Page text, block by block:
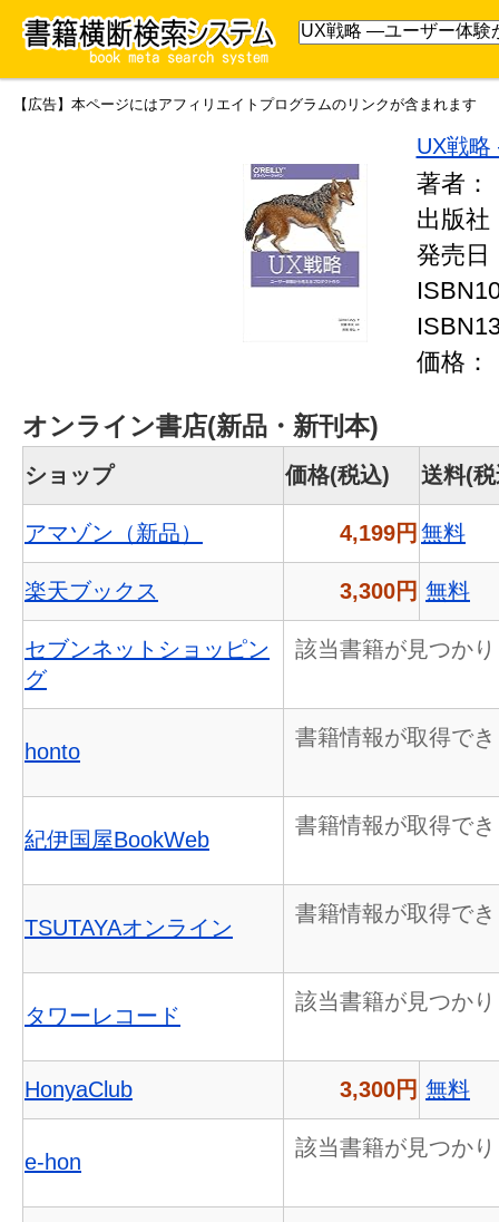
【広告】本ページにはアフィリエイトプログラムのリンクが含まれます
UX戦
著者
出版
発売
価格
オンライン書店(新品・新刊本)
ショップ 価格(税込) 送料(
アマゾン（新品） 4,199円 無料
楽天ブックス 3,300円 無料
セブンネットショッピン
グ
該当書籍が見つか
honto
書籍情報が取得で
紀伊国屋BookWeb
書籍情報が取得で
TSUTAYAオンライン
書籍情報が取得で
タワーレコード
該当書籍が見つか
HonyaClub 3,300円 無料
e-hon
該当書籍が見つか